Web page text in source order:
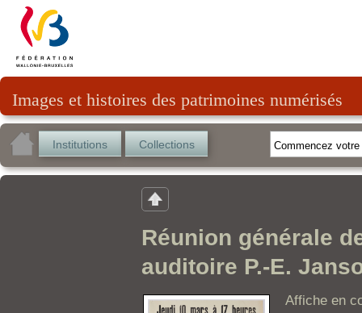
Images et histoires des patrimoines numérisés
Institutions Collections
Réunion générale
auditoire P.-E.
Affiche en